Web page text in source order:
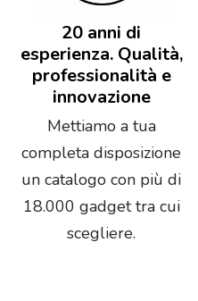
20 anni di
esperienza. Qualità,
professionalità e
innovazione
Mettiamo a tua
completa disposizione
un catalogo con più di
18.000 gadget tra cui
scegliere.